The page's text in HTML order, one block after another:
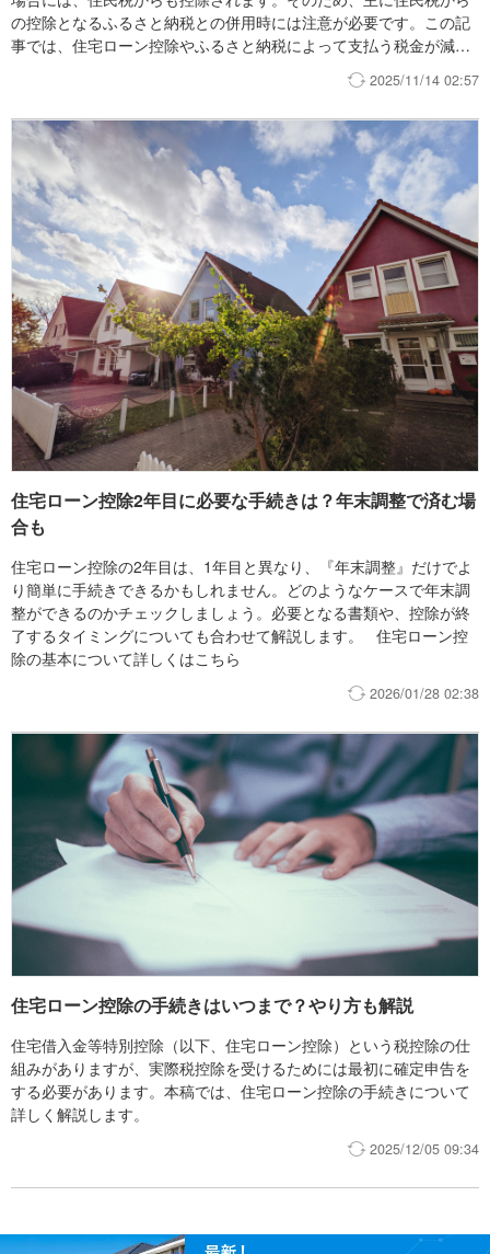
の控除となるふるさと納税との併用時には注意が必要です。この記
事では、住宅ローン控除やふるさと納税によって支払う税金が減る
仕組みや、住宅ローン控除とふるさと納税との両立方法を解説しま
2025/11/14 02:57
住宅ローン控除2年目に必要な手続きは？年末調整で済む場
合も
住宅ローン控除の2年目は、1年目と異なり、『年末調整』だけでよ
り簡単に手続きできるかもしれません。どのようなケースで年末調
整ができるのかチェックしましょう。必要となる書類や、控除が終
了するタイミングについても合わせて解説します。 住宅ローン控
除の基本について詳しくはこちら
2026/01/28 02:38
住宅ローン控除の手続きはいつまで？やり方も解説
住宅借入金等特別控除（以下、住宅ローン控除）という税控除の仕
組みがありますが、実際税控除を受けるためには最初に確定申告を
する必要があります。本稿では、住宅ローン控除の手続きについて
詳しく解説します。
2025/12/05 09:34